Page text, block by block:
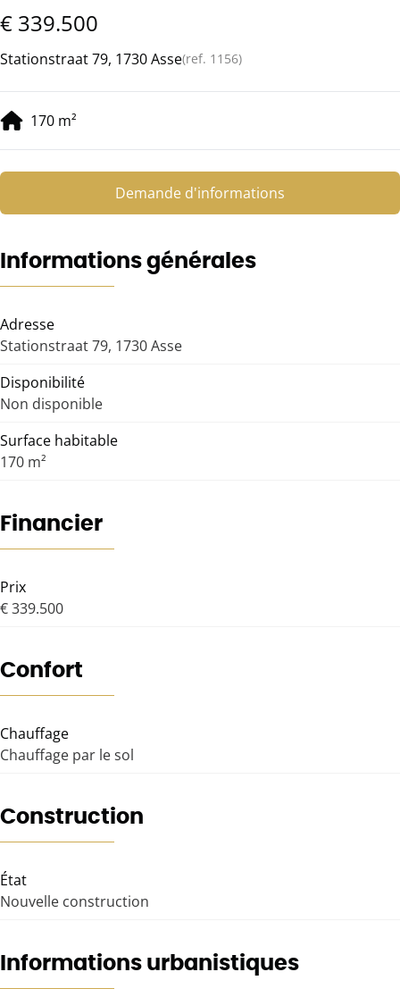
€ 339.500
Stationstraat 79, 1730 Asse(ref. 1156)
170 m²
Demande d'informations
Informations générales
Adresse
Stationstraat 79, 1730 Asse
Disponibilité
Non disponible
Surface habitable
170 m²
Financier
Prix
€ 339.500
Confort
Chauffage
Chauffage par le sol
Construction
État
Nouvelle construction
Informations urbanistiques